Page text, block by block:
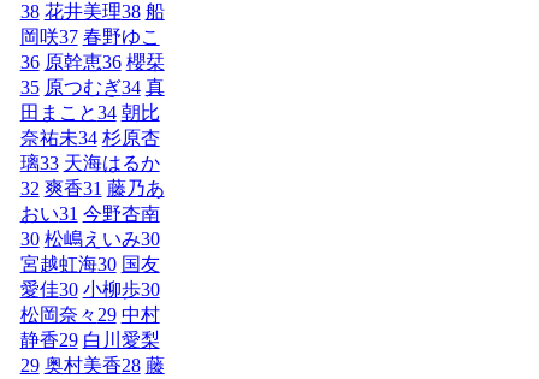
38 花井美理38 船
岡咲37 春野ゆこ
36 原幹恵36 櫻栞
35 原つむぎ34 真
田まこと34 朝比
奈祐未34 杉原杏
璃33 天海はるか
32 爽香31 藤乃あ
おい31 今野杏南
30 松嶋えいみ30
宮越虹海30 国友
愛佳30 小柳歩30
松岡奈々29 中村
静香29 白川愛梨
29 奥村美香28 藤